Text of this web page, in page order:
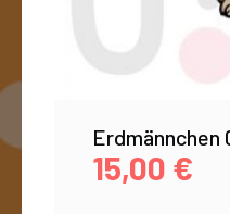
Erdmännchen
15,00 €